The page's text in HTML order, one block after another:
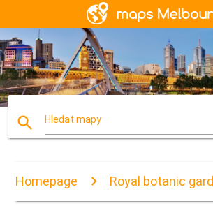
search Hledat mapy
Homepage Royal botanic